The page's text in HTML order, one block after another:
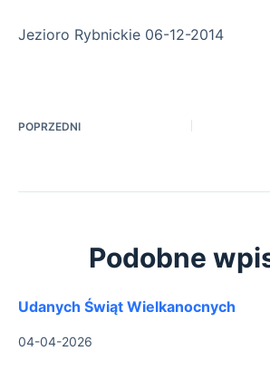
Jezioro Rybnickie 06-12-2014
POPRZEDNI
Podobne
Udanych Świąt Wielkanocnych
04-04-2026